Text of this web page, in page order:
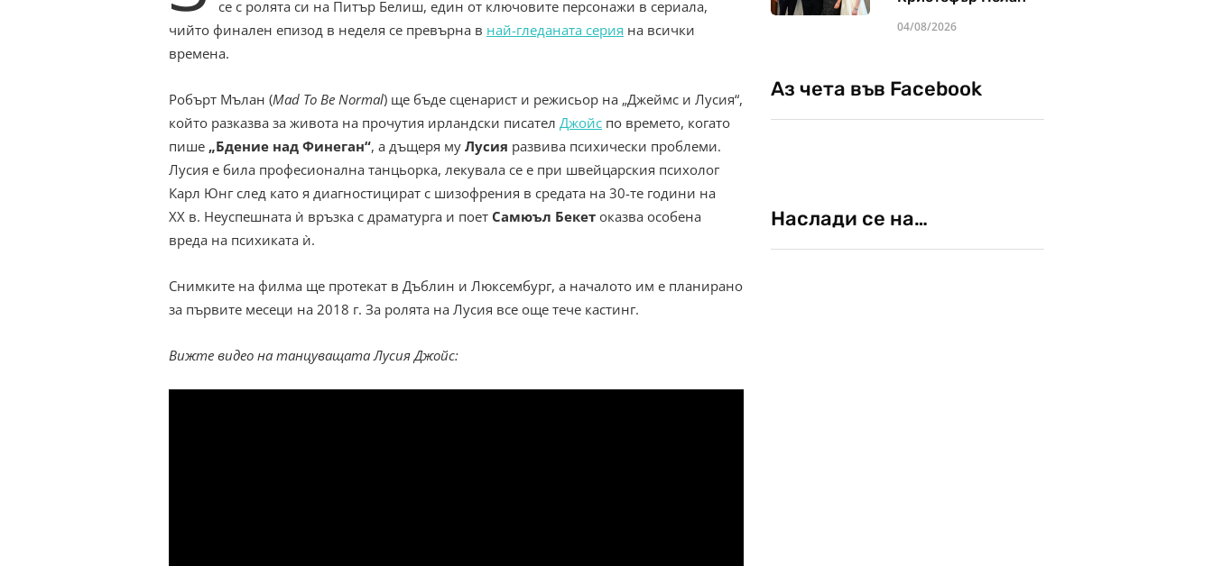
се с ролята си на Питър Белиш, един от ключовите персонажи в сериала,
чийто финален епизод в неделя се превърна в най-гледаната серия на всички
времена.
Робърт Мълан (Mad To Be Normal) ще бъде сценарист и режисьор на „Джеймс и Лусия“,
който разказва за живота на прочутия ирландски писател Джойс по времето, когато
пише „Бдение над Финеган“, а дъщеря му Лусия развива психически проблеми.
Лусия е била професионална танцьорка, лекувала се е при швейцарския психолог
Карл Юнг след като я диагностицират с шизофрения в средата на 30-те години на
XX в. Неуспешната ѝ връзка с драматурга и поет Самюъл Бекет оказва особена
вреда на психиката ѝ.
Снимките на филма ще протекат в Дъблин и Люксембург, а началото им е планирано
за първите месеци на 2018 г. За ролята на Лусия все още тече кастинг.
Вижте видео на танцуващата Лусия Джойс:
04/08/2026
Аз чета във Facebook
Наслади се на…